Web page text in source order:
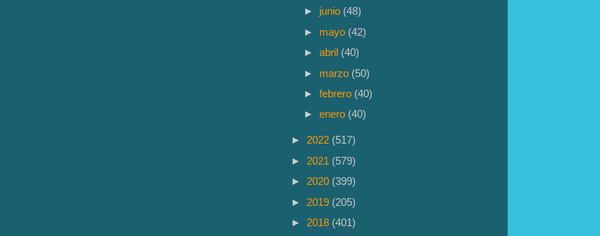
► junio (48)
► mayo (42)
►abril (40)
► marzo (50)
►febrero (40)
►enero (40)
► 2022 (517)
► 2021 (579)
► 2020 (399)
► 2019 (205)
► 2018 (401)